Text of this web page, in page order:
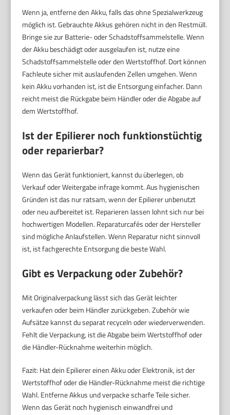
Wenn ja, entferne den Akku, falls das ohne Spezialwerkzeug
möglich ist. Gebrauchte Akkus gehören nicht in den Restmüll.
Bringe sie zur Batterie- oder Schadstoffsammelstelle. Wenn
der Akku beschädigt oder ausgelaufen ist, nutze eine
Schadstoffsammelstelle oder den Wertstoffhof. Dort können
Fachleute sicher mit auslaufenden Zellen umgehen. Wenn
kein Akku vorhanden ist, ist die Entsorgung einfacher. Dann
reicht meist die Rückgabe beim Händler oder die Abgabe auf
dem Wertstoffhof.
Ist der Epilierer noch funktionstüchtig
oder reparierbar?
Wenn das Gerät funktioniert, kannst du überlegen, ob
Verkauf oder Weitergabe infrage kommt. Aus hygienischen
Gründen ist das nur ratsam, wenn der Epilierer unbenutzt
oder neu aufbereitet ist. Reparieren lassen lohnt sich nur bei
hochwertigen Modellen. Reparaturcafés oder der Hersteller
sind mögliche Anlaufstellen. Wenn Reparatur nicht sinnvoll
ist, ist fachgerechte Entsorgung die beste Wahl.
Gibt es Verpackung oder Zubehör?
Mit Originalverpackung lässt sich das Gerät leichter
verkaufen oder beim Händler zurückgeben. Zubehör wie
Aufsätze kannst du separat recyceln oder wiederverwenden.
Fehlt die Verpackung, ist die Abgabe beim Wertstoffhof oder
die Händler-Rücknahme weiterhin möglich.
Fazit: Hat dein Epilierer einen Akku oder Elektronik, ist der
Wertstoffhof oder die Händler-Rücknahme meist die richtige
Wahl. Entferne Akkus und verpacke scharfe Teile sicher.
Wenn das Gerät noch hygienisch einwandfrei und